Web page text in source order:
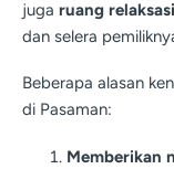
juga ruang
dan selera
Beberapa alasan
di Pasaman:
Memberikan